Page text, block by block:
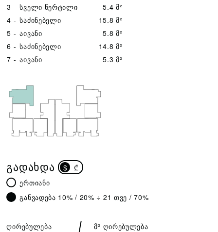
3 - სველი წერტილი
5.4 მ²
4 - საძინებელი
15.8 მ²
5 - აივანი
5.8 მ²
6 - საძინებელი
14.8 მ²
7 - აივანი 5.3 მ²
ᲒᲐᲓᲐᲮᲓᲐ $
₾
ერთიანი
განვადება 10% / 20% ÷ 21 თვე / 70%
ღირებულება მ² ღირებულება